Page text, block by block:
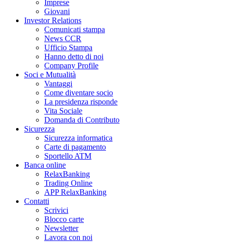
Imprese
Giovani
Investor Relations
Comunicati stampa
News CCR
Ufficio Stampa
Hanno detto di noi
Company Profile
Soci e Mutualità
Vantaggi
Come diventare socio
La presidenza risponde
Vita Sociale
Domanda di Contributo
Sicurezza
Sicurezza informatica
Carte di pagamento
Sportello ATM
Banca online
RelaxBanking
Trading Online
APP RelaxBanking
Contatti
Scrivici
Blocco carte
Newsletter
Lavora con noi